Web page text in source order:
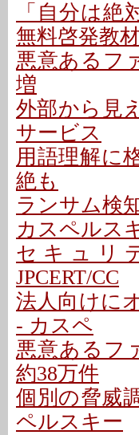
「自分は
無料啓発教
悪意あるフ
増
外部から見
サービス
用語理解に
絶も
ランサム検
カスペルス
セキュリ
JPCERT/CC
法人向けに
- カスペ
悪意あるフ
約38万件
個別の脅威
ペルスキー